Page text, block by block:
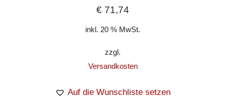
€ 71,74
inkl. 20 % MwSt.
zzgl.
Versandkosten
Auf die Wunschliste setzen